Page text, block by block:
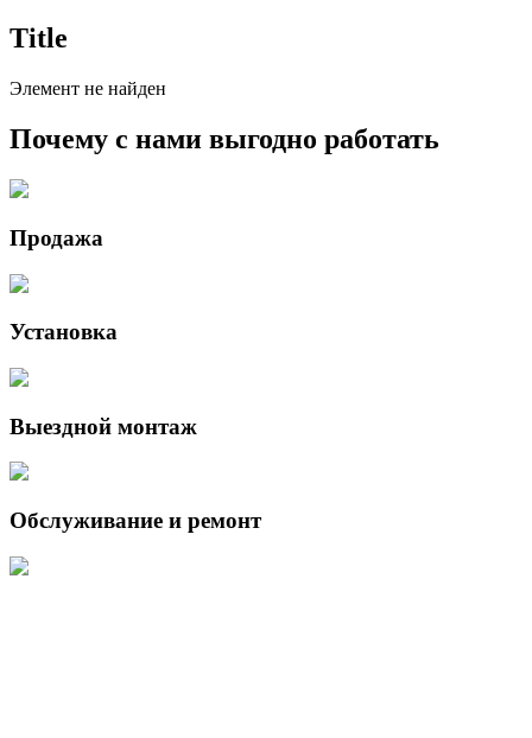
Title
Элемент не найден
Почему с нами выгодно работать
Продажа
Установка
Выездной монтаж
Обслуживание и ремонт